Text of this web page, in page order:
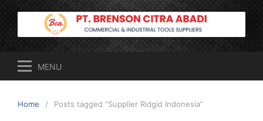
Skip
content
MENU
Home Posts tagged “Supplier Ridgid Indonesia”